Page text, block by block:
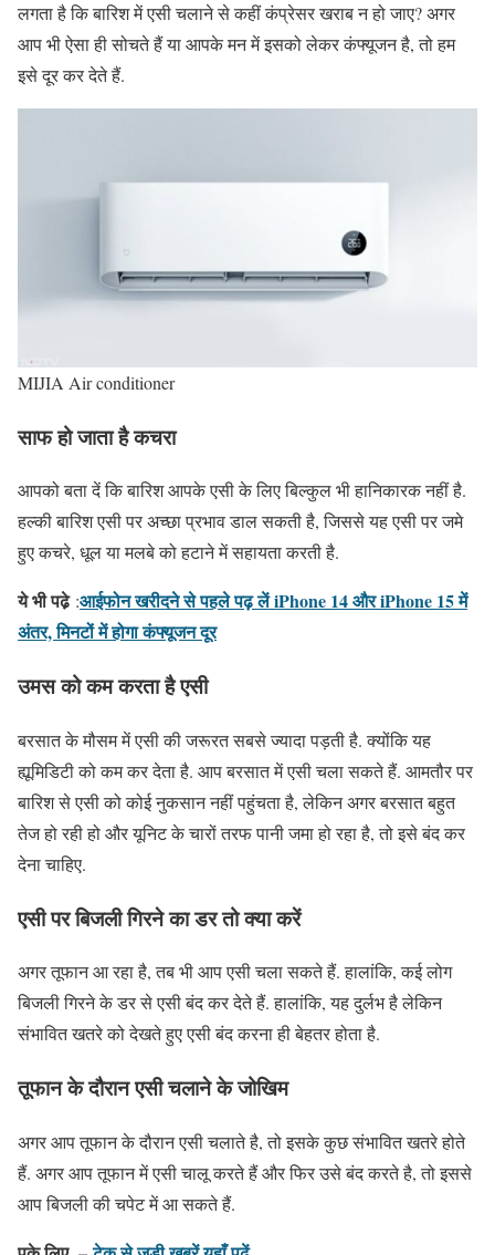
लगता है कि बारिश में एसी चलाने से कहीं कंप्रेसर खराब न हो जाए? अगर
आप भी ऐसा ही सोचते हैं या आपके मन में इसको लेकर कंफ्यूजन है, तो हम
इसे दूर कर देते हैं.
MIJIA Air conditioner
साफ हो जाता है कचरा
आपको बता दें कि बारिश आपके एसी के लिए बिल्कुल भी हानिकारक नहीं है.
हल्की बारिश एसी पर अच्छा प्रभाव डाल सकती है, जिससे यह एसी पर जमे
हुए कचरे, धूल या मलबे को हटाने में सहायता करती है.
ये भी पढे़:आईफोन खरीदने से पहले पढ़ लें iPhone 14 और iPhone 15 में
अंतर, मिनटों में होगा कंफ्यूजन दूर
उमस को कम करता है एसी
बरसात के मौसम में एसी की जरूरत सबसे ज्यादा पड़ती है. क्योंकि यह
ह्यूमिडिटी को कम कर देता है. आप बरसात में एसी चला सकते हैं. आमतौर पर
बारिश से एसी को कोई नुकसान नहीं पहुंचता है, लेकिन अगर बरसात बहुत
तेज हो रही हो और यूनिट के चारों तरफ पानी जमा हो रहा है, तो इसे बंद कर
देना चाहिए.
एसी पर बिजली गिरने का डर तो क्या करें
अगर तूफान आ रहा है, तब भी आप एसी चला सकते हैं. हालांकि, कई लोग
बिजली गिरने के डर से एसी बंद कर देते हैं. हालांकि, यह दुर्लभ है लेकिन
संभावित खतरे को देखते हुए एसी बंद करना ही बेहतर होता है.
तूफान के दौरान एसी चलाने के जोखिम
अगर आप तूफान के दौरान एसी चलाते है, तो इसके कुछ संभावित खतरे होते
हैं. अगर आप तूफान में एसी चालू करते हैं और फिर उसे बंद करते है, तो इससे
आप बिजली की चपेट में आ सकते हैं.